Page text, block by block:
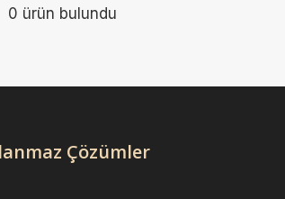
0 ürün bulundu
Çözümler